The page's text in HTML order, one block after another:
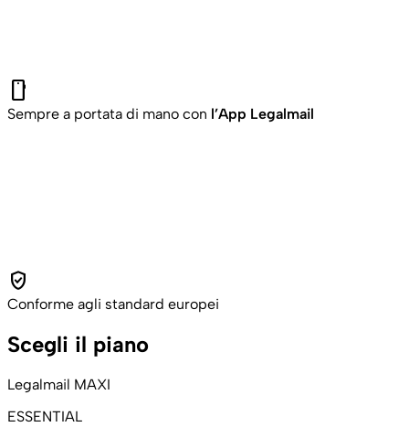
smartphone
Sempre a portata di mano con l’App Legalmail
verified_user
Conforme agli standard europei
Scegli il piano
Legalmail MAXI
ESSENTIAL